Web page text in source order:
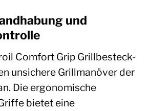
und
Comfort Grip Grillbesteck-
unsichere Grillmanöver der
Die ergonomische
bietet eine